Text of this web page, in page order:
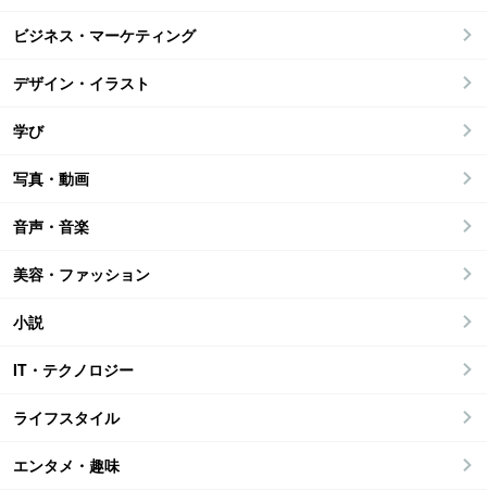
ビジネス・マーケティング
デザイン・イラスト
学び
写真・動画
音声・音楽
美容・ファッション
小説
IT・テクノロジー
ライフスタイル
エンタメ・趣味